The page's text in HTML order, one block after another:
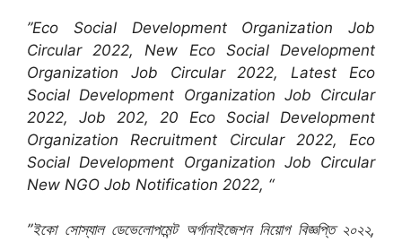
”Eco Social Development Organization Job
Circular 2022, New Eco Social Development
Organization Job Circular 2022, Latest Eco
Social Development Organization Job Circular
2022, Job 202, 20 Eco Social Development
Organization Recruitment Circular 2022, Eco
Social Development Organization Job Circular
New NGO Job Notification 2022, “
”ইকো সোস্যাল ডেভেলোপমেন্ট অর্গানাইজেশন নিয়োগ বিজ্ঞপ্তি ২০২২,